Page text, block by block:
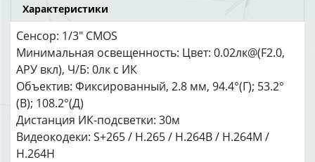
Характеристики
Сенсор: 1/3" CMOS
Минимальная освещенность: Цвет: 0.02лк@(F2.0,
АРУ вкл), Ч/Б: 0лк с ИК
Объектив: Фиксированный, 2.8 мм, 94.4°(Г); 53.2°
(В); 108.2°(Д)
Дистанция ИК-подсветки: 30м
Видеокодеки: S+265 / H.265 / H.264B / H.264M /
H.264H